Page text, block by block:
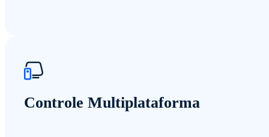
Controle Multiplataforma